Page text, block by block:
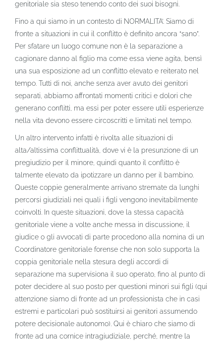
genitoriale sia steso tenendo conto dei suoi bisogni.
Fino a qui siamo in un contesto di NORMALITA’. Siamo di
fronte a situazioni in cui il conflitto è definito ancora “sano”.
Per sfatare un luogo comune non è la separazione a
cagionare danno al figlio ma come essa viene agita, bensì
una sua esposizione ad un conflitto elevato e reiterato nel
tempo. Tutti di noi, anche senza aver avuto dei genitori
separati, abbiamo affrontati momenti critici e dolori che
generano conflitti, ma essi per poter essere utili esperienze
nella vita devono essere circoscritti e limitati nel tempo.
Un altro intervento infatti è rivolta alle situazioni di
alta/altissima conflittualità, dove vi è la presunzione di un
pregiudizio per il minore, quindi quanto il conflitto è
talmente elevato da ipotizzare un danno per il bambino.
Queste coppie generalmente arrivano stremate da lunghi
percorsi giudiziali nei quali i figli vengono inevitabilmente
coinvolti. In queste situazioni, dove la stessa capacità
genitoriale viene a volte anche messa in discussione, il
giudice o gli avvocati di parte procedono alla nomina di un
Coordinatore genitoriale forense che non solo supporta la
coppia genitoriale nella stesura degli accordi di
separazione ma supervisiona il suo operato, fino al punto di
poter decidere al suo posto per questioni minori sui figli (qui
attenzione siamo di fronte ad un professionista che in casi
estremi e particolari può sostituirsi ai genitori assumendo
potere decisionale autonomo). Qui è chiaro che siamo di
fronte ad una cornice intragiudiziale, perché, mentre la